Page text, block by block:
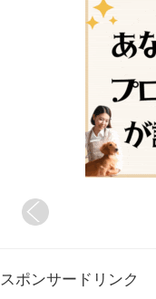
スポンサードリンク